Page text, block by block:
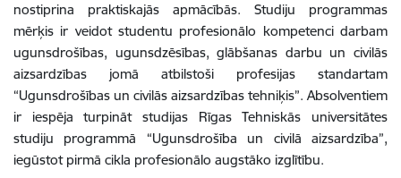
nostiprina praktiskajās apmācībās. Studiju programmas
mērķis ir veidot studentu profesionālo kompetenci darbam
ugunsdrošības, ugunsdzēsības, glābšanas darbu un civilās
aizsardzības jomā atbilstoši profesijas standartam
“Ugunsdrošības un civilās aizsardzības tehniķis”. Absolventiem
ir iespēja turpināt studijas Rīgas Tehniskās universitātes
studiju programmā “Ugunsdrošība un civilā aizsardzība”,
iegūstot pirmā cikla profesionālo augstāko izglītību.